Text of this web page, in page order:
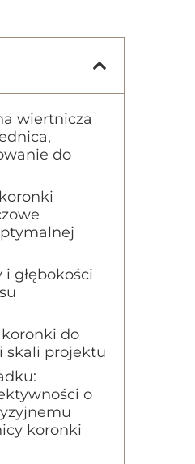
wiertnicza
do
i głębokości
do
skali projektu
o
koronki